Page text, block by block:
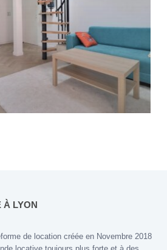
À LYON
de location créée en Novembre 2018